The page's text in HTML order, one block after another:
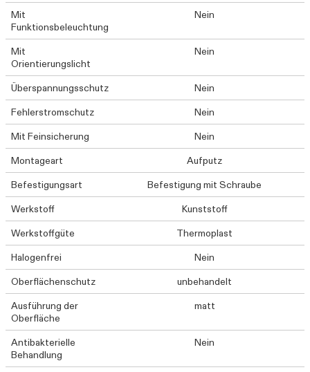
Mit
Funktionsbeleuchtung
Nein
Mit
Orientierungslicht
Nein
Überspannungsschutz
Nein
Fehlerstromschutz
Nein
Mit Feinsicherung
Nein
Montageart
Aufputz
Befestigungsart
Befestigung mit Schraube
Werkstoff
Kunststoff
Werkstoffgüte
Thermoplast
Halogenfrei
Nein
Oberflächenschutz
unbehandelt
Ausführung der
Oberfläche
matt
Antibakterielle
Behandlung
Nein